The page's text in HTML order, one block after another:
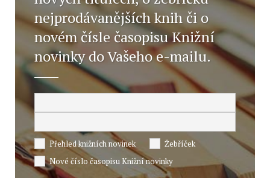
nejprodávanějších knih či o
novém čísle časopisu Knižní
novinky do Vašeho e-mailu.
Přehled knižních novinek
Žebříček
Nové číslo časopisu Knižní novinky